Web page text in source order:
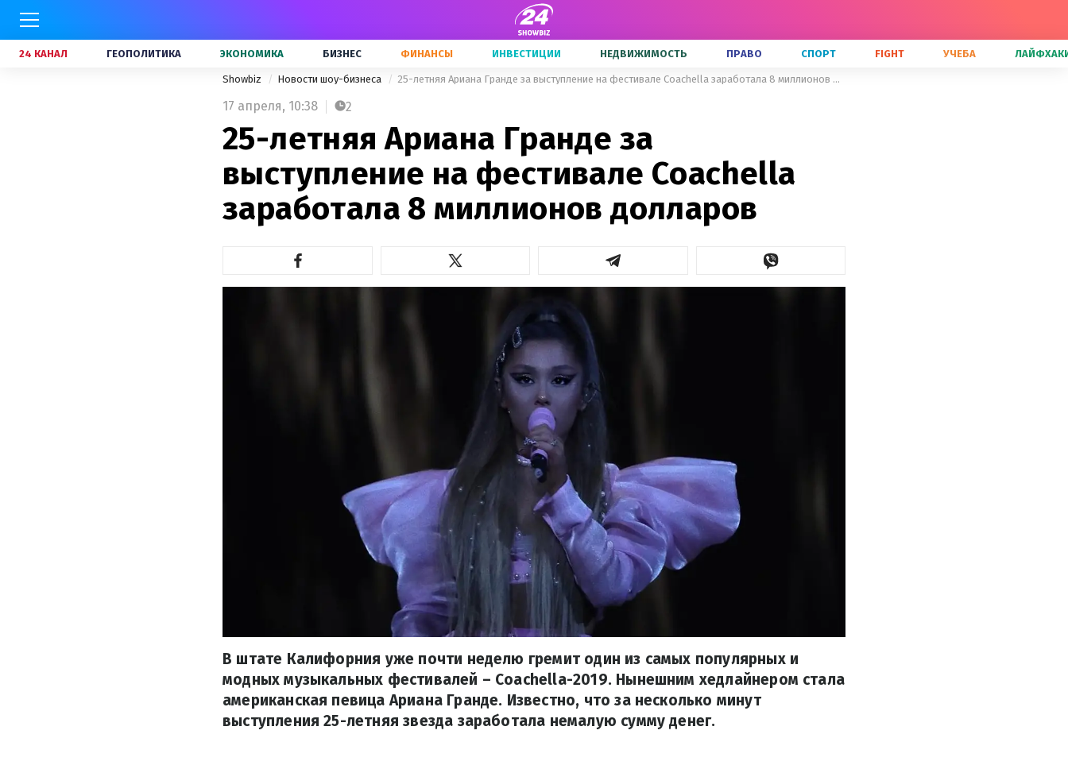
24 КАНАЛ ГЕОПОЛИТИКА ЭКОНОМИКА БИЗНЕС ФИНАНСЫ ИНВЕСТИЦИИ НЕДВИЖИМОСТЬ ПРАВО СПОРТ FIGHT УЧЕБА
Showbiz Новости шоу-бизнеса 25-летняя Ариана Гранде за выступление на фестивале Coachella заработала 8 миллионов долларов
17 апреля, 10:38 2
25-летняя Ариана Гранде за
выступление на фестивале Coachella
заработала 8 миллионов долларов
В штате Калифорния уже почти неделю гремит один из самых популярных и
модных музыкальных фестивалей – Coachella-2019. Нынешним хедлайнером стала
американская певица Ариана Гранде. Известно, что за несколько минут
выступления 25-летняя звезда заработала немалую сумму денег.